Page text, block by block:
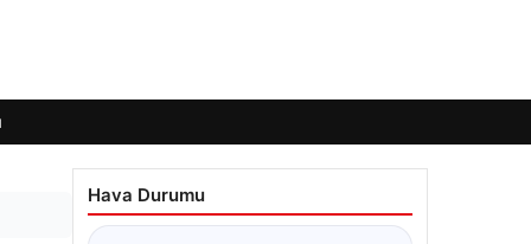
Hava Durumu